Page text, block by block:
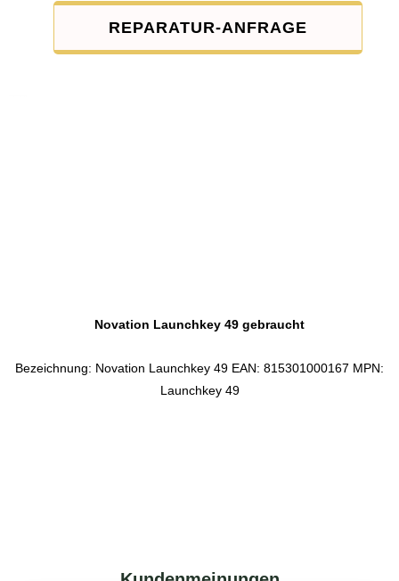
REPARATUR-ANFRAGE
Novation Launchkey 49 gebraucht
Bezeichnung: Novation Launchkey 49 EAN: 815301000167 MPN:
Launchkey 49